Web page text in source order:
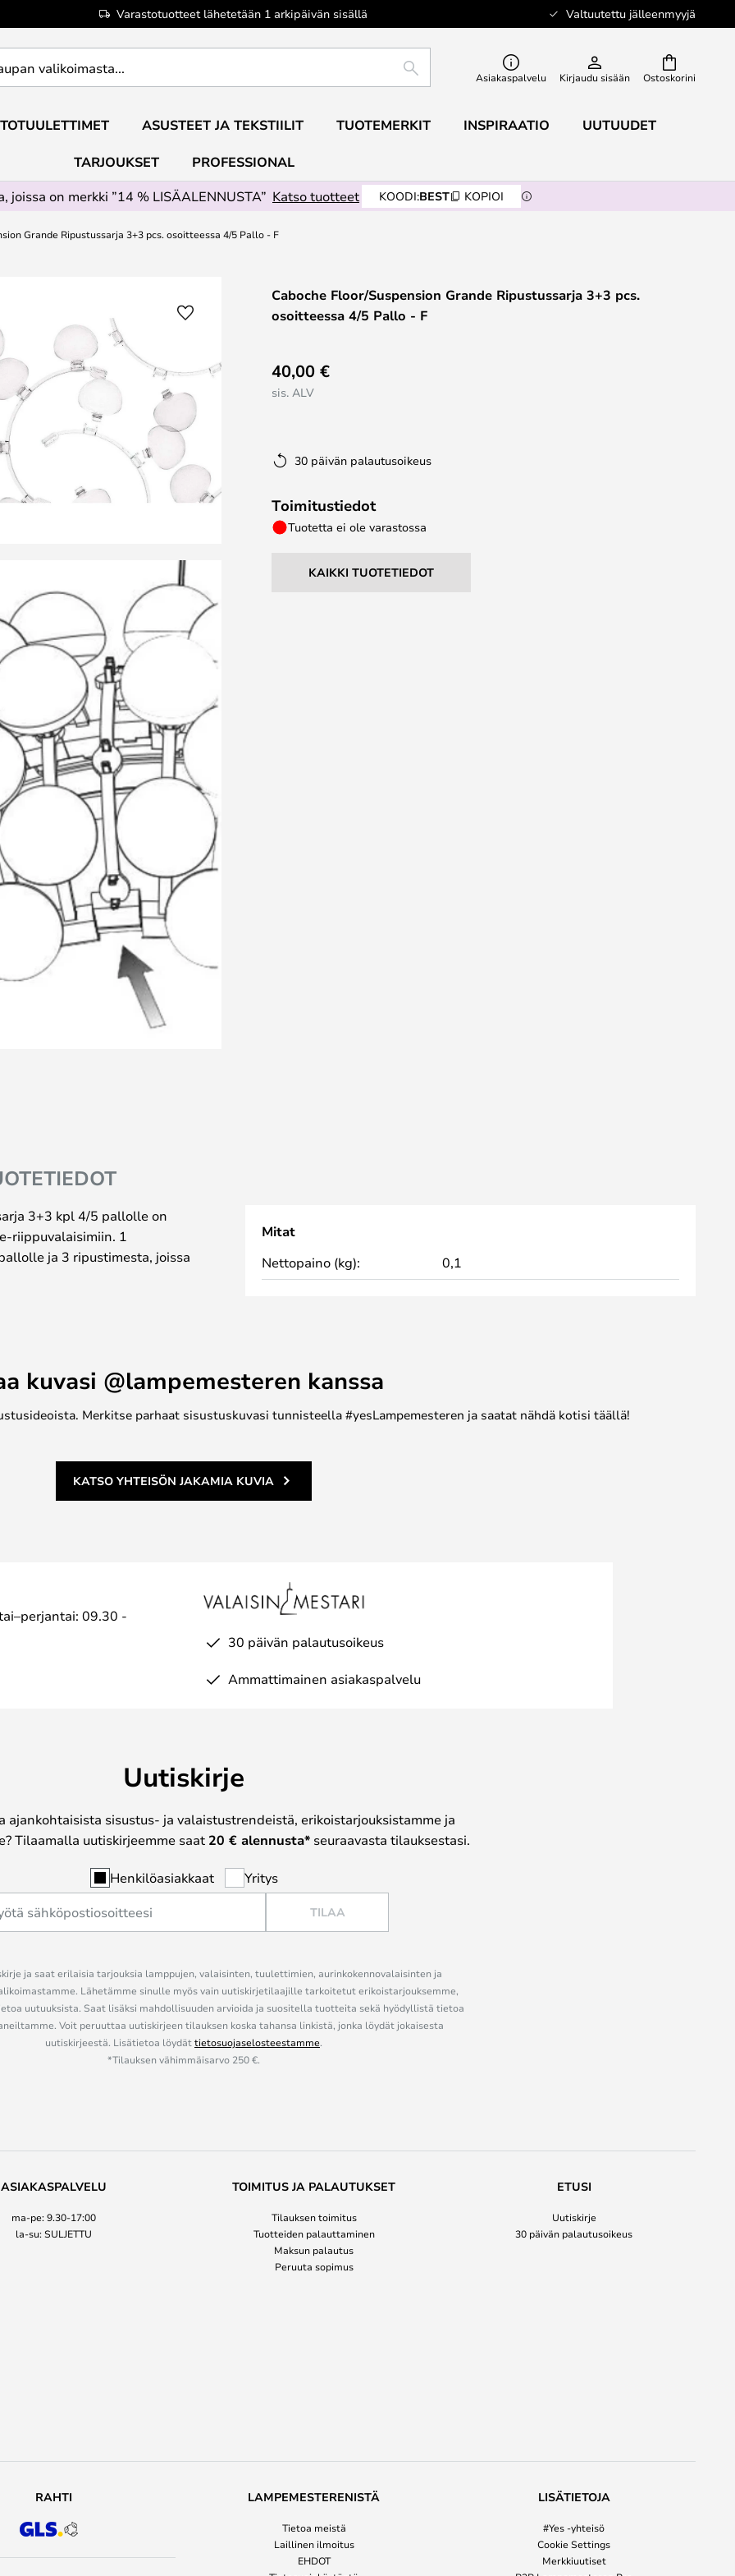
Varastotuotteet lähetetään 1 arkipäivän sisällä Valtuutettu jälleenmyyjä
Ostoskorini
ETSI Asiakaspalvelu Kirjaudu sisään
ASUSTEET JA TEKSTIILIT TUOTEMERKIT INSPIRAATIO UUTUUDET
TARJOUKSET
PROFESSIONAL
joissa on merkki ”14 % LISÄALENNUSTA” Katso tuotteet KOODI:BEST KOPIOI
Grande Ripustussarja 3+3 pcs. osoitteessa 4/5 Pallo - F
Caboche Floor/Suspension Grande Ripustussarja 3+3 pcs.
osoitteessa 4/5 Pallo - F
40,00 €
sis. ALV
30 päivän palautusoikeus
Toimitustiedot
Tuotetta ei ole varastossa
KAIKKI TUOTETIEDOT
3+3 kpl 4/5 pallolle on
riippuvalaisimiin. 1
ja 3 ripustimesta, joissa
Mitat
Nettopaino (kg): 0,1
kuvasi @lampemesteren kanssa
Merkitse parhaat sisustuskuvasi tunnisteella #yesLampemesteren ja saatat nähdä kotisi täällä!
KATSO YHTEISÖN JAKAMIA KUVIA
09.30 -
30 päivän palautusoikeus
Ammattimainen asiakaspalvelu
Uutiskirje
ajankohtaisista sisustus- ja valaistustrendeistä, erikoistarjouksistamme ja
Tilaamalla uutiskirjeemme saat 20 € alennusta* seuraavasta tilauksestasi.
Henkilöasiakkaat Yritys
TILAA
ja saat erilaisia tarjouksia lamppujen, valaisinten, tuulettimien, aurinkokennovalaisinten ja
Lähetämme sinulle myös vain uutiskirjetilaajille tarkoitetut erikoistarjouksemme,
uutuuksista. Saat lisäksi mahdollisuuden arvioida ja suositella tuotteita sekä hyödyllistä tietoa
Voit peruuttaa uutiskirjeen tilauksen koska tahansa linkistä, jonka löydät jokaisesta
uutiskirjeestä. Lisätietoa löydättietosuojaselosteestamme.
*Tilauksen vähimmäisarvo 250 €.
ASIAKASPALVELU
ma-pe: 9.30-17:00
la-su: SULJETTU
TOIMITUS JA PALAUTUKSET
Tilauksen toimitus
Tuotteiden palauttaminen
Maksun palautus
Peruuta sopimus
ETUSI
Uutiskirje
30 päivän palautusoikeus
RAHTI LAMPEMESTERENISTÄ
Tietoa meistä
Laillinen ilmoitus
EHDOT
LISÄTIETOJA
#Yes -yhteisö
Cookie Settings
Merkkiuutiset